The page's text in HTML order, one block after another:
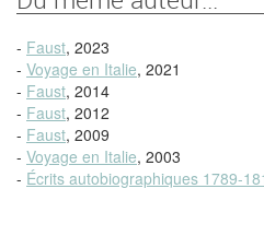
- Faust, 2023
- Voyage en Italie, 2021
- Faust, 2014
- Faust, 2012
- Faust, 2009
- Voyage en Italie, 2003
- Écrits autobiographiques 1789-